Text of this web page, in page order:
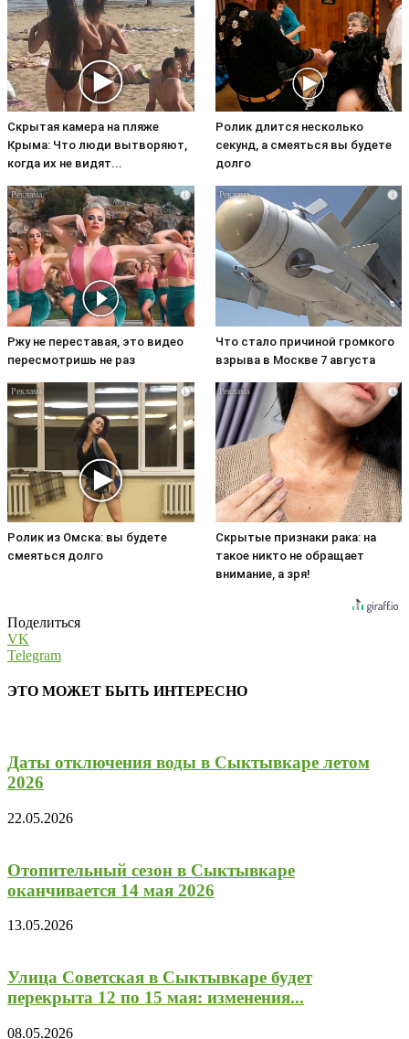
Скрытая камера на пляже
Крыма: Что люди вытворяют,
когда их не видят...
Ролик длится несколько
секунд, а смеяться вы будете
долго
i
Ржу не переставая, это видео
пересмотришь не раз
i
Что стало причиной громкого
взрыва в Москве 7 августа
i
Ролик из Омска: вы будете
смеяться долго
i
Скрытые признаки рака: на
такое никто не обращает
внимание, а зря!
Поделиться
VK
Telegram
ЭТО МОЖЕТ БЫТЬ ИНТЕРЕСНО
Даты отключения воды в Сыктывкаре летом
2026
22.05.2026
Отопительный сезон в Сыктывкаре
оканчивается 14 мая 2026
13.05.2026
Улица Советская в Сыктывкаре будет
перекрыта 12 по 15 мая: изменения...
08.05.2026